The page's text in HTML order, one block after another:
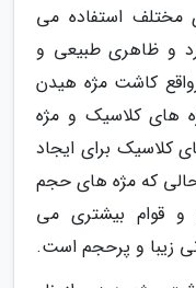
استفاده می
و ظاهری طبیعی و
کاشت مژه هیدن
های کلاسیک و مژه
برای ایجاد
که مژه های حجم
قوام بیشتری می
زیبا و پرحجم است.